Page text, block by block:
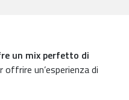
un mix perfetto di
un’esperienza di